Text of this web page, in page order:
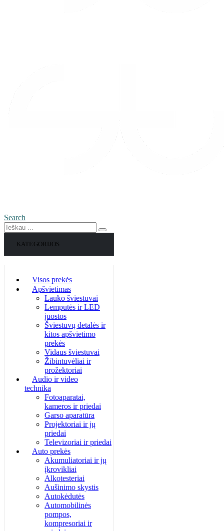
Search
KATEGORIJOS
Visos prekės
Apšvietimas
Lauko šviestuvai
Lemputės ir LED
juostos
Šviestuvų detalės ir
kitos apšvietimo
prekės
Vidaus šviestuvai
Žibintuvėliai ir
prožektoriai
Audio ir video
technika
Fotoaparatai,
kameros ir priedai
Garso aparatūra
Projektoriai ir jų
priedai
Televizoriai ir priedai
Auto prekės
Akumuliatoriai ir jų
įkrovikliai
Alkotesteriai
Aušinimo skystis
Autokėdutės
Automobilinės
pompos,
kompresoriai ir